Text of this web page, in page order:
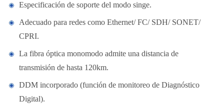
Especificación de soporte del modo singe.
Adecuado para redes como Ethernet/ FC/ SDH/ SONET/
CPRI.
La fibra óptica monomodo admite una distancia de
transmisión de hasta 120km.
DDM incorporado (función de monitoreo de Diagnóstico
Digital).